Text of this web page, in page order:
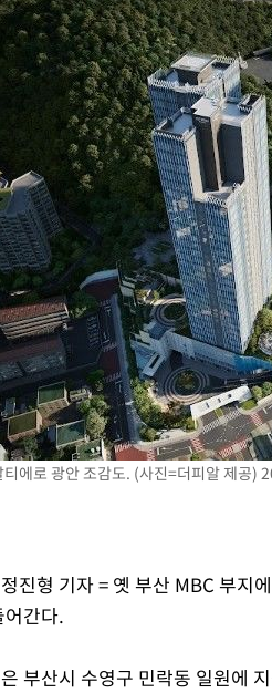
'…열화상 카메라로 본 폭염 저감시설 '
통령 취임 하루만에 차량폭탄 폭발 사건
카 3국 방위협정은 이란이 목표 아냐 "
레바논 남부에서 레바논군 3명 폭발로
스라엘 긴급방문 다중화된 전선 상황 논의
장관 보안허가 취소…“에어포스원 기밀정
축구 선수 메시의 부친 지병 별세
한과 분쟁시 주한 미군 취약해질 수 있
에로 광안 조감도. (사진=더피알 제공)
진형 기자 = 옛 부산 MBC 부지
간다.
부산시 수영구 민락동 일원에